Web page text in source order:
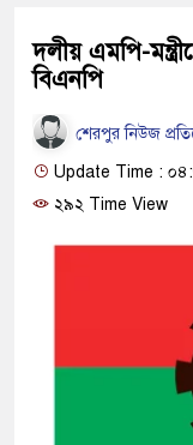
দলীয় এমপি-
বিএনপি
শেরপুর নিউজ
Update Time :
২৯২ Time View